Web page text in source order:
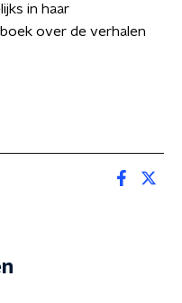
in haar
over de verhalen